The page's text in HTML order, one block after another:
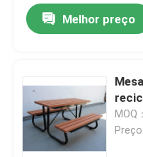
Melhor preço
MOQ